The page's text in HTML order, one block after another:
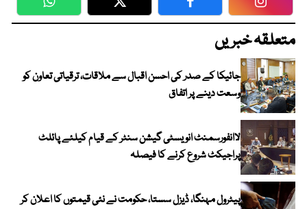
WhatsApp Twitter Facebook
متعلقہ خبریں
جائیکا کے صدر کی احسن اقبال سے ملاقات، ترقیاتی تعاون کو
وسعت دینے پر اتفاق
لاانفورسمنٹ انویسٹی گیشن سنٹر کے قیام کیلئے پائلٹ
پراجیکٹ شروع کرنے کا فیصلہ
پیٹرول مہنگا، ڈیزل سستا، حکومت نے نئی قیمتوں کا اعلان کر